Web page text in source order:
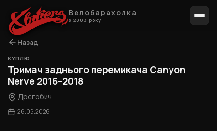
Велобарахолка
з 2003 року
Назад
КУПЛЮ
Тримач заднього перемикача Canyon
Nerve 2016–2018
Дрогобич
26.06.2026